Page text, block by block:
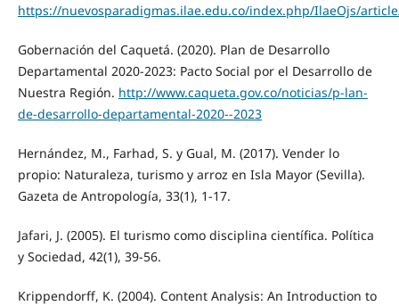
https://nuevosparadigmas.ilae.edu.co/index.php/IlaeOjs/
Gobernación del Caquetá. (2020). Plan de Desarrollo
Departamental 2020-2023: Pacto Social por el Desarrollo de
Nuestra Región. http://www.caqueta.gov.co/noticias/p-lan-
de-desarrollo-departamental-2020--2023
Hernández, M., Farhad, S. y Gual, M. (2017). Vender lo
propio: Naturaleza, turismo y arroz en Isla Mayor (Sevilla).
Gazeta de Antropología, 33(1), 1-17.
Jafari, J. (2005). El turismo como disciplina científica. Política
y Sociedad, 42(1), 39-56.
Krippendorff, K. (2004). Content Analysis: An Introduction to